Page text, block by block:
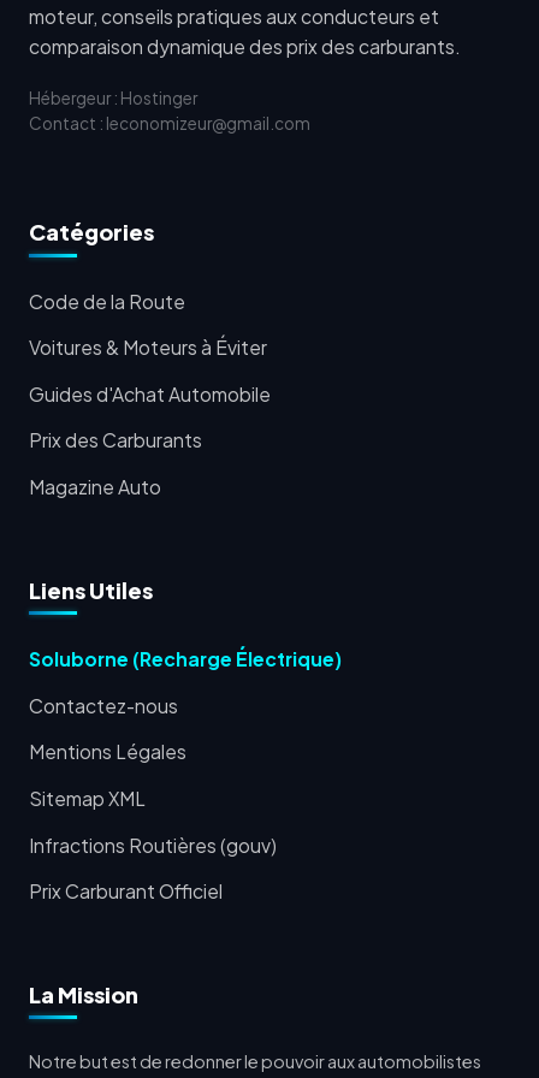
moteur, conseils pratiques aux conducteurs et
comparaison dynamique des prix des carburants.
Hébergeur : Hostinger
Contact : leconomizeur@gmail.com
Catégories
Code de la Route
Voitures & Moteurs à Éviter
Guides d'Achat Automobile
Prix des Carburants
Magazine Auto
Liens Utiles
Soluborne (Recharge Électrique)
Contactez-nous
Mentions Légales
Sitemap XML
Infractions Routières (gouv)
Prix Carburant Officiel
La Mission
Notre but est de redonner le pouvoir aux automobilistes